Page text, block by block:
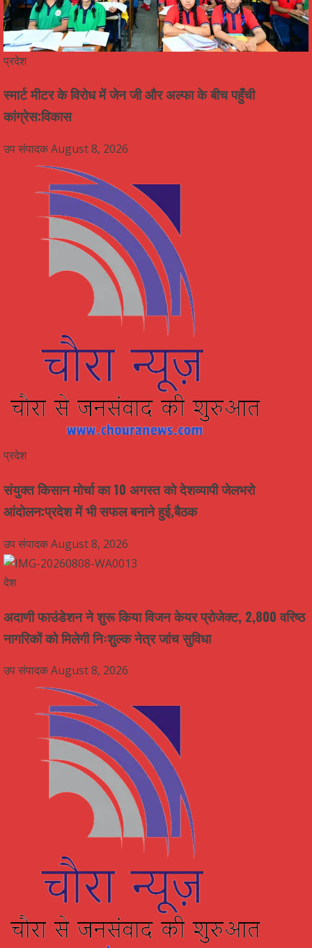
प्रदेश
स्मार्ट मीटर के विरोध में जेन जी और अल्फा के बीच पहुँची
कांग्रेस:विकास
उप संपादकAugust 8, 2026
प्रदेश
संयुक्त किसान मोर्चा का 10 अगस्त को देशव्यापी जेलभरो
आंदोलन:प्रदेश में भी सफल बनाने हुई,बैठक
उप संपादकAugust 8, 2026
देश
अदाणी फाउंडेशन ने शुरू किया विजन केयर प्रोजेक्ट, 2,800 वरिष्ठ
नागरिकों को मिलेगी निःशुल्क नेत्र जांच सुविधा
उप संपादकAugust 8, 2026